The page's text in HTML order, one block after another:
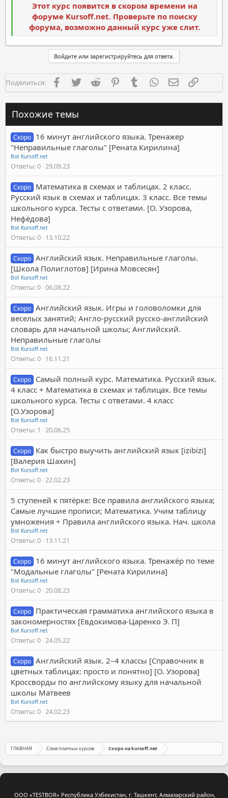
Этот курс появится в скором времени на
форуме Kursoff.net. Проверьте по поиску
форума, возможно данный курс уже слит.
Войдите или зарегистрируйтесь для ответа.
Поделиться: FacebookTwitter Reddit PinterestTumblr WhatsAppЭлектронная
Похожие темы
Скоро 16 минут английского языка. Тренажер
"Неправильные глаголы" [Рената Кирилина]
Bot Kursoff.net
Ответы 0 29.09.23
Скоро Математика в схемах и таблицах. 2 класс.
Русский язык в схемах и таблицах. 3 класс. Все темы
школьного курса. Тесты с ответами. [О. Узорова,
Нефёдова]
Bot Kursoff.net
Ответы 0 13.10.22
Скоро Английский язык. Неправильные глаголы.
[Школа Полиглотов] [Ирина Мовсесян]
Bot Kursoff.net
Ответы 0 06.08.22
Скоро Английский язык. Игры и головоломки для
веселых занятий; Англо-русский русско-английский
словарь для начальной школы; Английский.
Неправильные глаголы
Bot Kursoff.net
Ответы 0 16.11.21
Скоро Самый полный курс. Математика. Русский язык.
4 класс + Математика в схемах и таблицах. Все темы
школьного курса. Тесты с ответами. 4 класс
[О.Узорова]
Bot Kursoff.net
Ответы 1 20.06.25
Скоро Как быстро выучить английский язык [izibizi]
[Валерия Шахин]
Bot Kursoff.net
Ответы 0 22.02.23
5 ступеней к пятёрке: Все правила английского языка;
Самые лучшие прописи; Математика. Учим таблицу
умножения + Правила английского языка. Нач. школа
Bot Kursoff.net
Ответы 0 13.11.21
Скоро 16 минут английского языка. Тренажёр по теме
"Модальные глаголы" [Рената Кирилина]
Bot Kursoff.net
Ответы 0 20.08.23
Скоро Практическая грамматика английского языка в
закономерностях [Евдокимова-Царенко Э. П]
Bot Kursoff.net
Ответы 0 24.05.22
Скоро Английский язык. 2–4 классы [Справочник в
цветных таблицах: просто и понятно] [О. Узорова]
Кроссворды по английскому языку для начальной
школы Матвеев
Bot Kursoff.net
Ответы 0 24.02.23
ГЛАВНАЯ Слив платных курсов Скоро на kursoff.net
ООО «TESTBOR» Республика Узбекистан, г. Ташкент, Алмазарский район,